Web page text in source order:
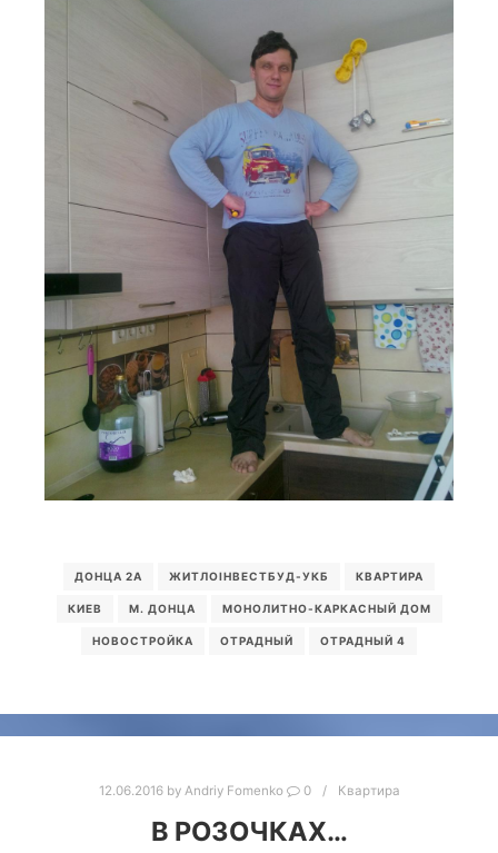
ДОНЦА 2А ЖИТЛОІНВЕСТБУД-УКБ КВАРТИРА
КИЕВ М. ДОНЦА МОНОЛИТНО-КАРКАСНЫЙ ДОМ
НОВОСТРОЙКА ОТРАДНЫЙ ОТРАДНЫЙ 4
12.06.2016by Andriy Fomenko 0 Квартира
В РОЗОЧКАХ…